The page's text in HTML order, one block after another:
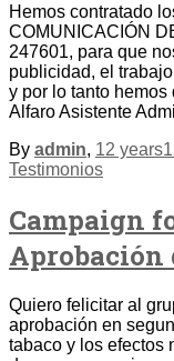
Hemos contratado
COMUNICACIÓN
247601, para que
publicidad, el
y por lo tanto
Alfaro Asistente
By admin, 12 years
Testimonios
Campaign
Aprobación
Quiero felicitar al
aprobación en
tabaco y los efectos